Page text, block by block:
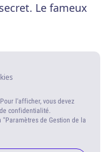
Le fameux
l'afficher, vous devez
confidentialité.
de Gestion de la